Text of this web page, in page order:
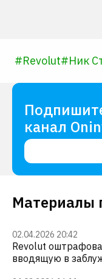
#Revolut#Ник
канал
Материалы
02.04.2026 20:42
Revolut
вводящую в